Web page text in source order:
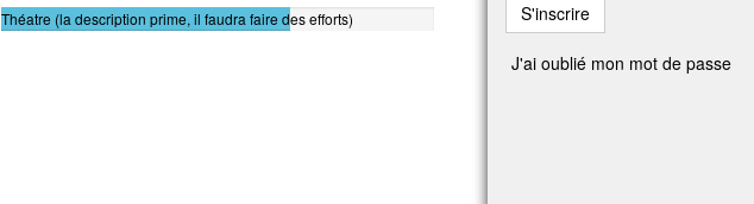
Théatre (la description prime, il faudra faire des efforts)
S'inscrire
J'ai oublié mon mot de passe